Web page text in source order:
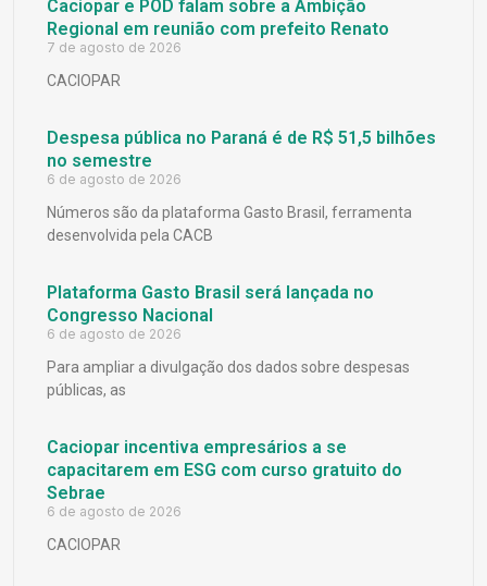
Caciopar e POD falam sobre a Ambição
Regional em reunião com prefeito Renato
7 de agosto de 2026
CACIOPAR
Despesa pública no Paraná é de R$ 51,5 bilhões
no semestre
6 de agosto de 2026
Números são da plataforma Gasto Brasil, ferramenta
desenvolvida pela CACB
Plataforma Gasto Brasil será lançada no
Congresso Nacional
6 de agosto de 2026
Para ampliar a divulgação dos dados sobre despesas
públicas, as
Caciopar incentiva empresários a se
capacitarem em ESG com curso gratuito do
Sebrae
6 de agosto de 2026
CACIOPAR